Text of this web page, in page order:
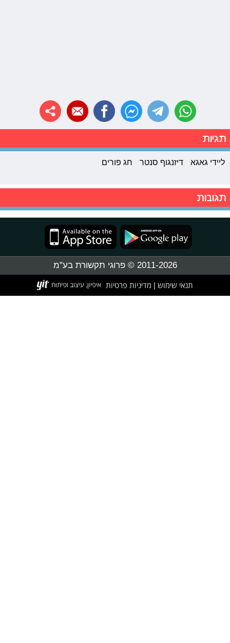
תגיות
ליידי גאגא דיזנגוף סנטר חג פורים
תגובות
2011-2026 © פרוגי תקשורת בע"מ
תנאי שימוש מדיניות פרטיות